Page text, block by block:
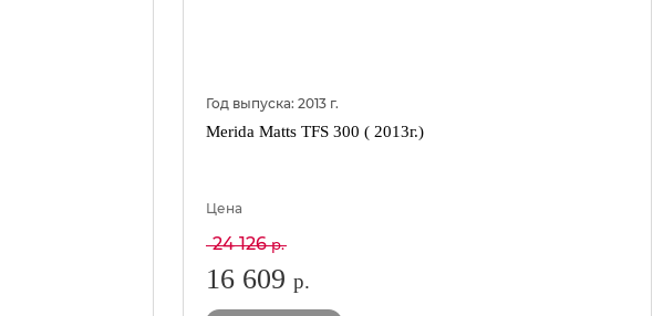
Год выпуска:2013 г.
Merida Matts TFS 300 ( 2013г.)
Цена
24 126р.
16 609р.